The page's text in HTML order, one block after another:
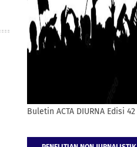
Buletin ACTA DIURNA Edisi 42